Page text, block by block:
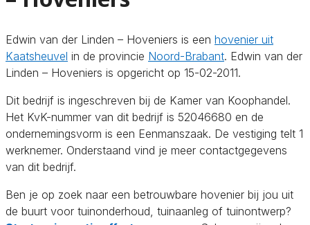
Edwin van der Linden – Hoveniers is een hovenier uit
Kaatsheuvel in de provincie Noord-Brabant. Edwin van der
Linden – Hoveniers is opgericht op 15-02-2011.
Dit bedrijf is ingeschreven bij de Kamer van Koophandel.
Het KvK-nummer van dit bedrijf is 52046680 en de
ondernemingsvorm is een Eenmanszaak. De vestiging telt 1
werknemer. Onderstaand vind je meer contactgegevens
van dit bedrijf.
Ben je op zoek naar een betrouwbare hovenier bij jou uit
de buurt voor tuinonderhoud, tuinaanleg of tuinontwerp?